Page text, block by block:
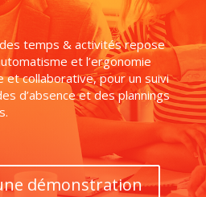
temps & activités repose
et l’ergonomie
et collaborative, pour un suivi
d’absence et des plannings
démonstration